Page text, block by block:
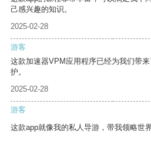
己感兴趣的知识。
2025-02-28
游客
这款加速器VPM应用程序已经为我们带
护。
2025-02-28
游客
这款app就像我的私人导游，带我领略世